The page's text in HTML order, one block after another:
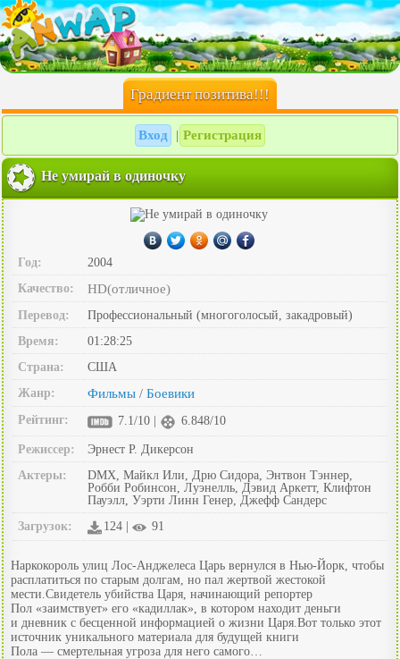
Градиент позитива!!!
Вход Регистрация
Не умирай в одиночку
Год:
2004
Качество:
HD(отличное)
Перевод:
Профессиональный (многоголосый, закадровый)
Время:
01:28:25
Страна:
США
Жанр:
Фильмы / Боевики
Рейтинг: 7.1/10 | 6.848/10
Режиссер:
Эрнест Р. Дикерсон
Актеры:
DMX, Майкл Или, Дрю Сидора, Энтвон Тэннер,
Робби Робинсон, Луэнелль, Дэвид Аркетт, Клифтон
Пауэлл, Уэрти Линн Генер, Джефф Сандерс
Загрузок:
124 | 91
Наркокороль улиц Лос-Анджелеса Царь вернулся в Нью-Йорк, чтобы
расплатиться по старым долгам, но пал жертвой жестокой
мести.Свидетель убийства Царя, начинающий репортер
Пол «заимствует» его «кадиллак», в котором находит деньги
и дневник с бесценной информацией о жизни Царя.Вот только этот
источник уникального материала для будущей книги
Пола — смертельная угроза для него самого…